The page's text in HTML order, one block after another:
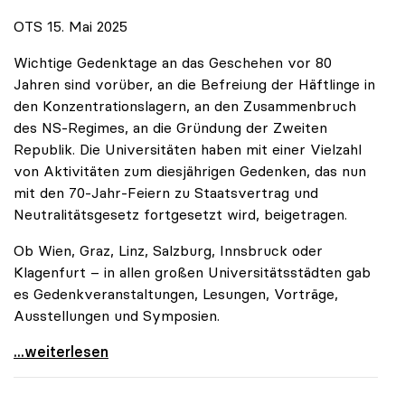
OTS 15. Mai 2025
Wichtige Gedenktage an das Geschehen vor 80
Jahren sind vorüber, an die Befreiung der Häftlinge in
den Konzentrationslagern, an den Zusammenbruch
des NS-Regimes, an die Gründung der Zweiten
Republik. Die Universitäten haben mit einer Vielzahl
von Aktivitäten zum diesjährigen Gedenken, das nun
mit den 70-Jahr-Feiern zu Staatsvertrag und
Neutralitätsgesetz fortgesetzt wird, beigetragen.
Ob Wien, Graz, Linz, Salzburg, Innsbruck oder
Klagenfurt – in allen großen Universitätsstädten gab
es Gedenkveranstaltungen, Lesungen, Vorträge,
Ausstellungen und Symposien.
uniko-Präsidentin Brigitte Hütter zu Gedenkjahr:
...weiterlesen